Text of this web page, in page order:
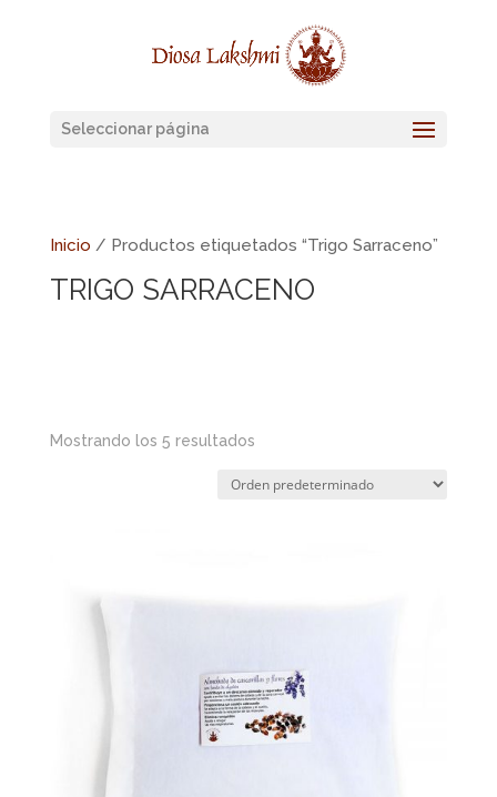
Seleccionar página
Inicio / Productos etiquetados “Trigo Sarraceno”
TRIGO SARRACENO
Mostrando los 5 resultados